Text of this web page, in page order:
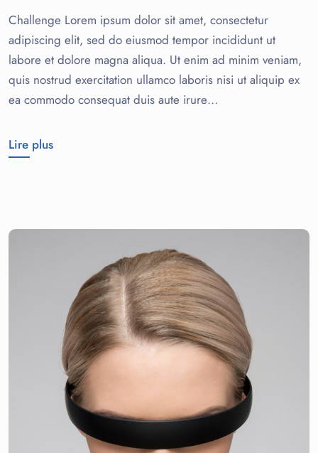
Challenge Lorem ipsum dolor sit amet, consectetur
adipiscing elit, sed do eiusmod tempor incididunt ut
labore et dolore magna aliqua. Ut enim ad minim veniam,
quis nostrud exercitation ullamco laboris nisi ut aliquip ex
ea commodo consequat duis aute irure…
Lire plus